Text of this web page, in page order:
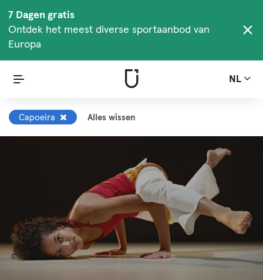
7 Dagen gratis
Ontdek het meest diverse sportaanbod van
Europa
NL
Capoeira Alles wissen